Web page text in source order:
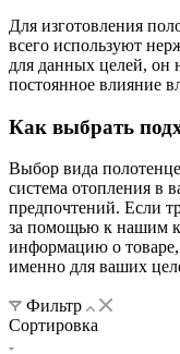
Для изготовления
всего используют
для данных целей, он
постоянное влияние
Как выбрать
Выбор вида
система отопления в
предпочтений. Если
за помощью к нашим
информацию о
именно для ваших
Фильтр
Сортировка